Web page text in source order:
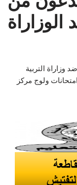
وزاراة التربية
ولوج مركز